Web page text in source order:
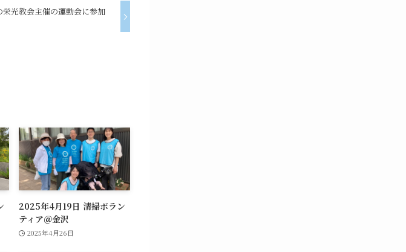
光教会主催の運動会に参加
2025年4月19日 清掃ボラン
ティア＠金沢
2025年4月26日